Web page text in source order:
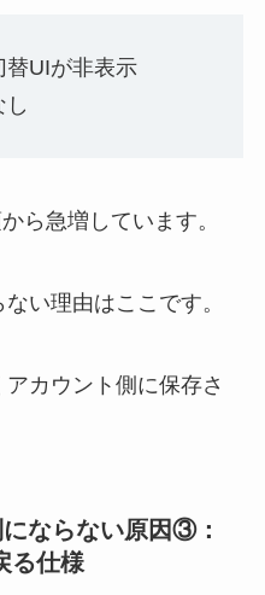
替UIが非表示
ら急増しています。
い理由はここです。
アカウント側に保存さ
ならない原因③：
る仕様